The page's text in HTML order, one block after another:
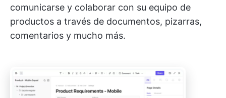
comunicarse y colaborar con su equipo de
productos a través de documentos, pizarras,
comentarios y mucho más.